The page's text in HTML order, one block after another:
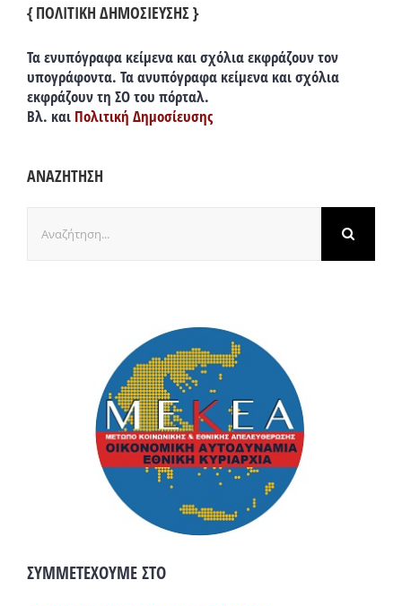
{ ΠΟΛΙΤΙΚΗ ΔΗΜΟΣΙΕΥΣΗΣ }
Τα ενυπόγραφα κείμενα και σχόλια εκφράζουν τον
υπογράφοντα. Τα ανυπόγραφα κείμενα και σχόλια
εκφράζουν τη ΣΟ του πόρταλ.
Βλ. και Πολιτική Δημοσίευσης
ΑΝΑΖΗΤΗΣΗ
για:
ΣΥΜΜΕΤΕΧΟΥΜΕ ΣΤΟ